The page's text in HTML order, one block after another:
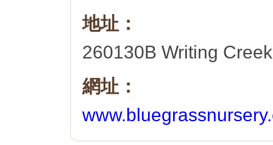
地址：
260130B Writing
網址：